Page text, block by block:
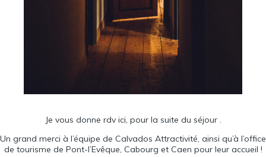
Je vous donne rdv ici, pour la suite du séjour .
Un grand merci à l’équipe de Calvados Attractivité, ainsi qu’à l’office
de tourisme de Pont-l’Evêque, Cabourg et Caen pour leur accueil !